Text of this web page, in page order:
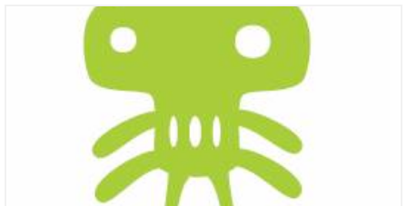
LIRE L'ARTICLE